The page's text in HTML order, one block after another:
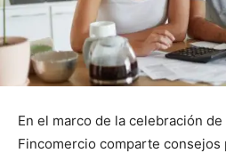
En el marco de la celebración
Fincomercio comparte consejos